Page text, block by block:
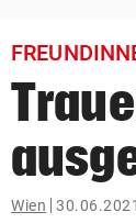
bookmark
Suchbegriff
eingeben
Wien